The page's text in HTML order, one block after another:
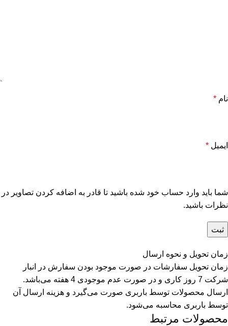
نام *
ایمیل *
شما باید وارد حساب خود شده باشید تا قادر به اضافه کردن تصاویر در
نظرات باشید.
زمان تحویل و نحوه ارسال
زمان تحویل سفارشات در صورت موجود بودن سفارش در انبار
شرکت 7 روز کاری و در صورت عدم موجودی 4 هفته می‌باشد.
ارسال محصولات توسط باربری صورت می‌گیرد و هزینه ارسال آن
توسط باربری محاسبه می‌شود.
محصولات مرتبط